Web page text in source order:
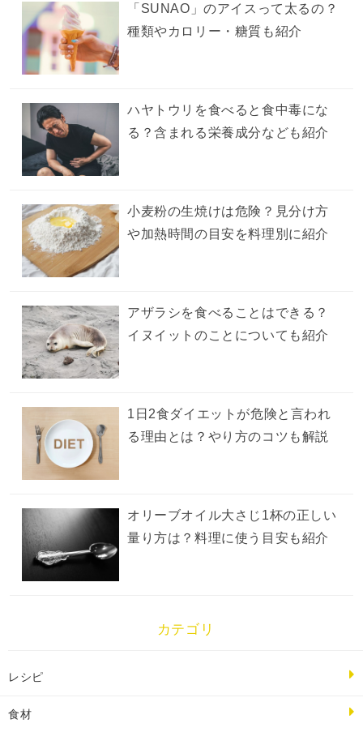
「SUNAO」のアイスって太るの？
種類やカロリー・糖質も紹介
ハヤトウリを食べると食中毒にな
る？含まれる栄養成分なども紹介
小麦粉の生焼けは危険？見分け方
や加熱時間の目安を料理別に紹介
アザラシを食べることはできる？
イヌイットのことについても紹介
1日2食ダイエットが危険と言われ
る理由とは？やり方のコツも解説
オリーブオイル大さじ1杯の正しい
量り方は？料理に使う目安も紹介
カテゴリ
レシピ
食材